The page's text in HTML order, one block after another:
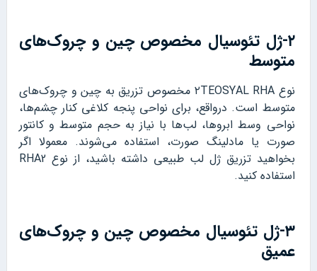
۲-ژل تئوسیال مخصوص چین و چروک‌های
متوسط
نوع ۲TEOSYAL RHA مخصوص تزریق به چین و چروک‌های
متوسط است. درواقع، برای نواحی پنجه کلاغی کنار چشم‌ها،
نواحی وسط ابروها، لب‌ها با نیاز به حجم متوسط و کانتور
صورت یا مادلینگ صورت، استفاده می‌شوند. معمولا اگر
بخواهید تزریق ژل لب طبیعی داشته باشید، از نوع RHA2
استفاده کنید.
۳-ژل تئوسیال مخصوص چین و چروک‌های
عمیق